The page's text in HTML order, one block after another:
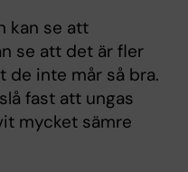
kan se att
se att det är fler
de inte mår så bra.
fast att ungas
mycket sämre